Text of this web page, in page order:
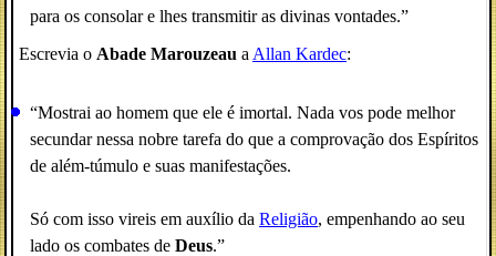
para os consolar e lhes transmitir as divinas vontades.”
Escrevia o Abade Marouzeau a Allan Kardec:
“Mostrai ao homem que ele é imortal. Nada vos pode melhor
secundar nessa nobre tarefa do que a comprovação dos Espíritos
de além-túmulo e suas manifestações.
Só com isso vireis em auxílio da Religião, empenhando ao seu
lado os combates de Deus.”